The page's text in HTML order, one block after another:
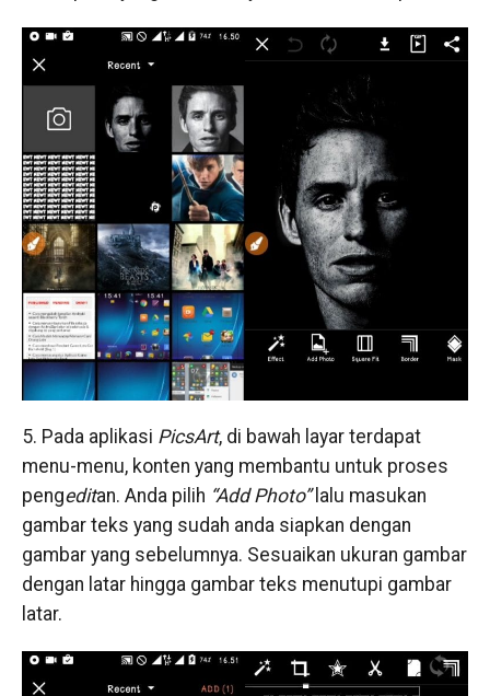
5. Pada aplikasi PicsArt, di bawah layar terdapat
menu-menu, konten yang membantu untuk proses
pengeditan. Anda pilih “Add Photo”lalu masukan
gambar teks yang sudah anda siapkan dengan
gambar yang sebelumnya. Sesuaikan ukuran gambar
dengan latar hingga gambar teks menutupi gambar
latar.